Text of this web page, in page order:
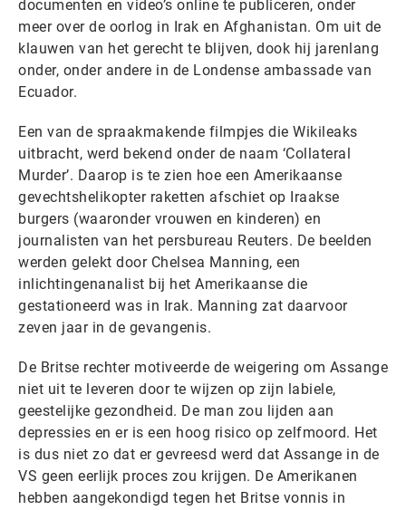
documenten en video’s online te publiceren, onder
meer over de oorlog in Irak en Afghanistan. Om uit de
klauwen van het gerecht te blijven, dook hij jarenlang
onder, onder andere in de Londense ambassade van
Ecuador.
Een van de spraakmakende filmpjes die Wikileaks
uitbracht, werd bekend onder de naam ‘Collateral
Murder’. Daarop is te zien hoe een Amerikaanse
gevechtshelikopter raketten afschiet op Iraakse
burgers (waaronder vrouwen en kinderen) en
journalisten van het persbureau Reuters. De beelden
werden gelekt door Chelsea Manning, een
inlichtingenanalist bij het Amerikaanse die
gestationeerd was in Irak. Manning zat daarvoor
zeven jaar in de gevangenis.
De Britse rechter motiveerde de weigering om Assange
niet uit te leveren door te wijzen op zijn labiele,
geestelijke gezondheid. De man zou lijden aan
depressies en er is een hoog risico op zelfmoord. Het
is dus niet zo dat er gevreesd werd dat Assange in de
VS geen eerlijk proces zou krijgen. De Amerikanen
hebben aangekondigd tegen het Britse vonnis in